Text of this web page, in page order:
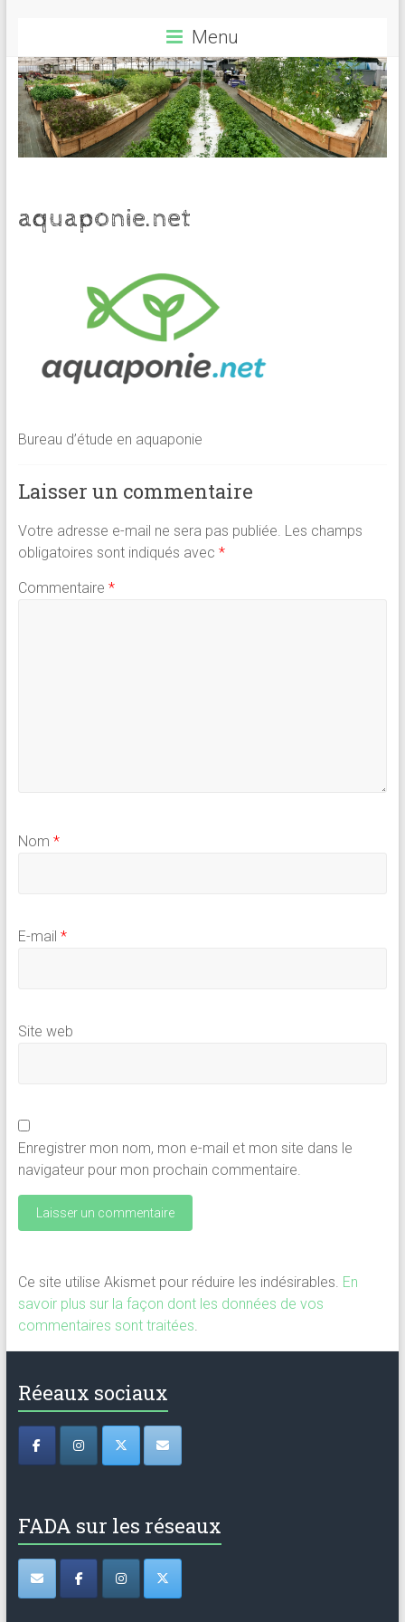
Menu
aquaponie.net
Bureau d’étude en aquaponie
Laisser un commentaire
Votre adresse e-mail ne sera pas publiée. Les champs
obligatoires sont indiqués avec *
Commentaire *
Nom *
E-mail *
Site web
Enregistrer mon nom, mon e-mail et mon site dans le
navigateur pour mon prochain commentaire.
Ce site utilise Akismet pour réduire les indésirables. En
savoir plus sur la façon dont les données de vos
commentaires sont traitées.
Réeaux sociaux
FADA sur les réseaux